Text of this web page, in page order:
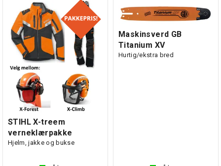
STIHL X-treem
verneklærpakke
Hjelm, jakke og bukse
Maskinsverd GB
Titanium XV
Hurtig/ekstra bred